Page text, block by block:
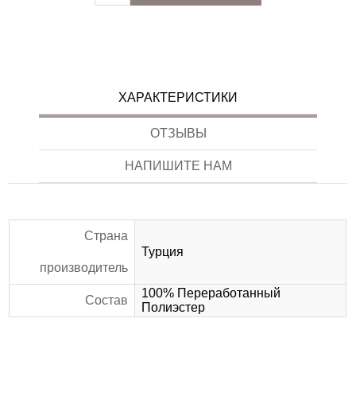
ХАРАКТЕРИСТИКИ
ОТЗЫВЫ
НАПИШИТЕ НАМ
Страна
производитель
Турция
Состав
100% Переработанный
Полиэстер